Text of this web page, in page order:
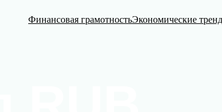
Финансовая грамотностьЭкономические